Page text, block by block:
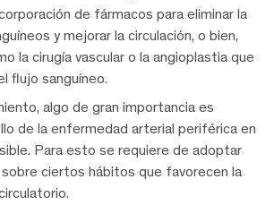
de fármacos para eliminar la
y mejorar la circulación, o bien,
la cirugía vascular o la angioplastia que
flujo sanguíneo.
algo de gran importancia es
de la enfermedad arterial periférica en
Para esto se requiere de adoptar
ciertos hábitos que favorecen la